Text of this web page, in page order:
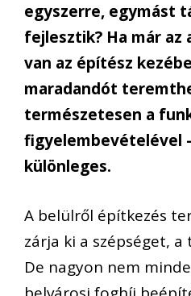
egyszerre, egymást
fejlesztik? Ha már az
van az építész
maradandót
természetesen a
figyelembevételével
különleges.
A belülről építkezés
zárja ki a szépséget,
De nagyon nem